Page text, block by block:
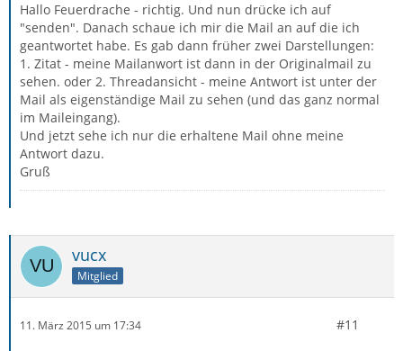
Hallo Feuerdrache - richtig. Und nun drücke ich auf
"senden". Danach schaue ich mir die Mail an auf die ich
geantwortet habe. Es gab dann früher zwei Darstellungen:
1. Zitat - meine Mailanwort ist dann in der Originalmail zu
sehen. oder 2. Threadansicht - meine Antwort ist unter der
Mail als eigenständige Mail zu sehen (und das ganz normal
im Maileingang).
Und jetzt sehe ich nur die erhaltene Mail ohne meine
Antwort dazu.
Gruß
vucx
Mitglied
11. März 2015 um 17:34 #11